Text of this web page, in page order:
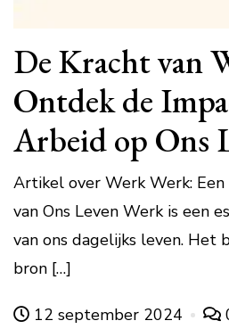
De Kracht van
Ontdek de
Arbeid op Ons
Artikel over Werk Werk:
van Ons Leven Werk is een
van ons dagelijks leven. Het
bron […]
12 september 2024